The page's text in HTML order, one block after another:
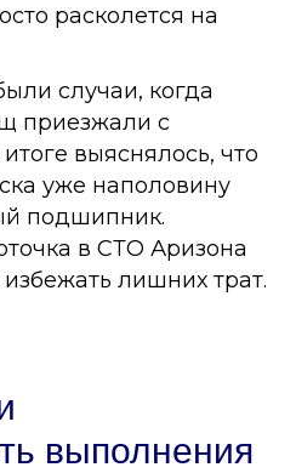
расколется на
случаи, когда
приезжали с
выяснялось, что
уже наполовину
подшипник.
в СТО Аризона
лишних трат.
выполнения